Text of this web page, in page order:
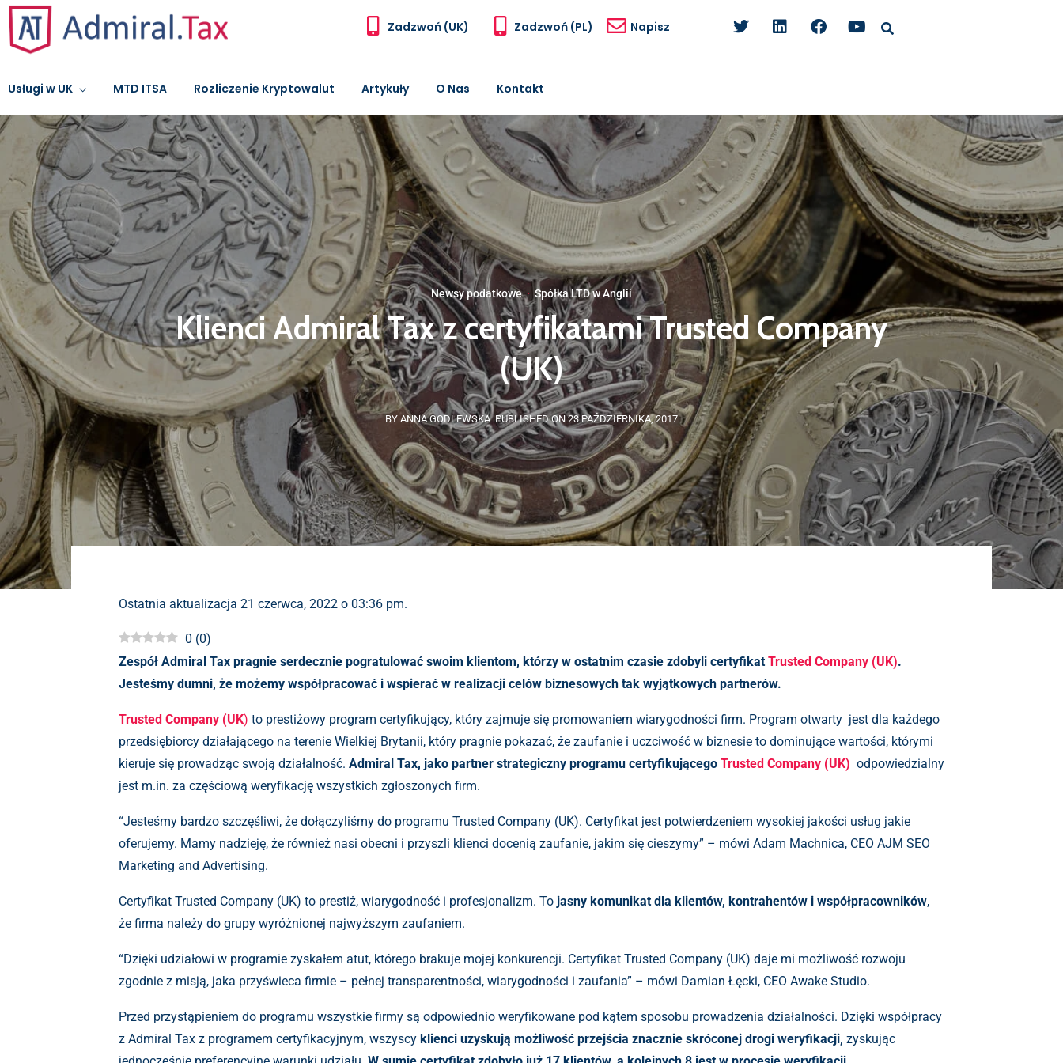
Zadzwoń (UK) Zadzwoń (PL) Napisz
Usługi w UK MTD ITSA Rozliczenie Kryptowalut Artykuły O Nas Kontakt
Newsy podatkowe· Spółka LTD w Anglii
Klienci Admiral Tax z certyfikatami Trusted Company
(UK)
BY ANNA GODLEWSKA PUBLISHED ON 23 PAŹDZIERNIKA, 2017
Ostatnia aktualizacja 21 czerwca, 2022 o 03:36 pm.
0 (0)
Zespół Admiral Tax pragnie serdecznie pogratulować swoim klientom, którzy w ostatnim czasie zdobyli certyfikat Trusted Company (UK).
Jesteśmy dumni, że możemy współpracować i wspierać w realizacji celów biznesowych tak wyjątkowych partnerów.
Trusted Company (UK) to prestiżowy program certyfikujący, który zajmuje się promowaniem wiarygodności firm. Program otwarty jest dla każdego
przedsiębiorcy działającego na terenie Wielkiej Brytanii, który pragnie pokazać, że zaufanie i uczciwość w biznesie to dominujące wartości, którymi
kieruje się prowadząc swoją działalność. Admiral Tax, jako partner strategiczny programu certyfikującego Trusted Company (UK) odpowiedzialny
jest m.in. za częściową weryfikację wszystkich zgłoszonych firm.
“Jesteśmy bardzo szczęśliwi, że dołączyliśmy do programu Trusted Company (UK). Certyfikat jest potwierdzeniem wysokiej jakości usług jakie
oferujemy. Mamy nadzieję, że również nasi obecni i przyszli klienci docenią zaufanie, jakim się cieszymy” – mówi Adam Machnica, CEO AJM SEO
Marketing and Advertising.
Certyfikat Trusted Company (UK) to prestiż, wiarygodność i profesjonalizm. To jasny komunikat dla klientów, kontrahentów i współpracowników,
że firma należy do grupy wyróżnionej najwyższym zaufaniem.
“Dzięki udziałowi w programie zyskałem atut, którego brakuje mojej konkurencji. Certyfikat Trusted Company (UK) daje mi możliwość rozwoju
zgodnie z misją, jaka przyświeca firmie – pełnej transparentności, wiarygodności i zaufania” – mówi Damian Łęcki, CEO Awake Studio.
Przed przystąpieniem do programu wszystkie firmy są odpowiednio weryfikowane pod kątem sposobu prowadzenia działalności. Dzięki współpracy
z Admiral Tax z programem certyfikacyjnym, wszyscy klienci uzyskują możliwość przejścia znacznie skróconej drogi weryfikacji, zyskując